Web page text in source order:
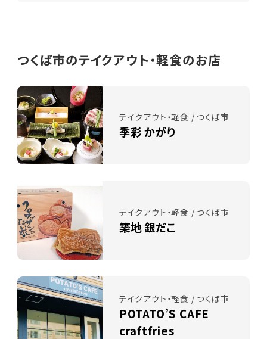
つくば市のテイクアウト・軽食のお店
テイクアウト・軽食 / つくば市
季彩 かがり
テイクアウト・軽食 / つくば市
築地 銀だこ
テイクアウト・軽食 / つくば市
POTATO’S CAFE
craftfries